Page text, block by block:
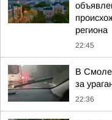
региона
22:45
В
за
22:36